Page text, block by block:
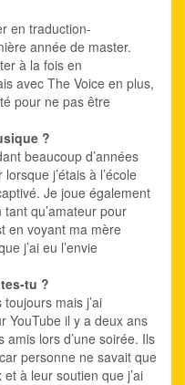
en traduction-
année de master.
à la fois en
avec The Voice en plus,
pour ne pas être
?
beaucoup d’années
j’étais à l’école
Je joue également
qu’amateur pour
en voyant ma mère
j’ai eu l’envie
tu ?
mais j’ai
YouTube il y a deux ans
lors d’une soirée. Ils
personne ne savait que
et à leur soutien que j’ai